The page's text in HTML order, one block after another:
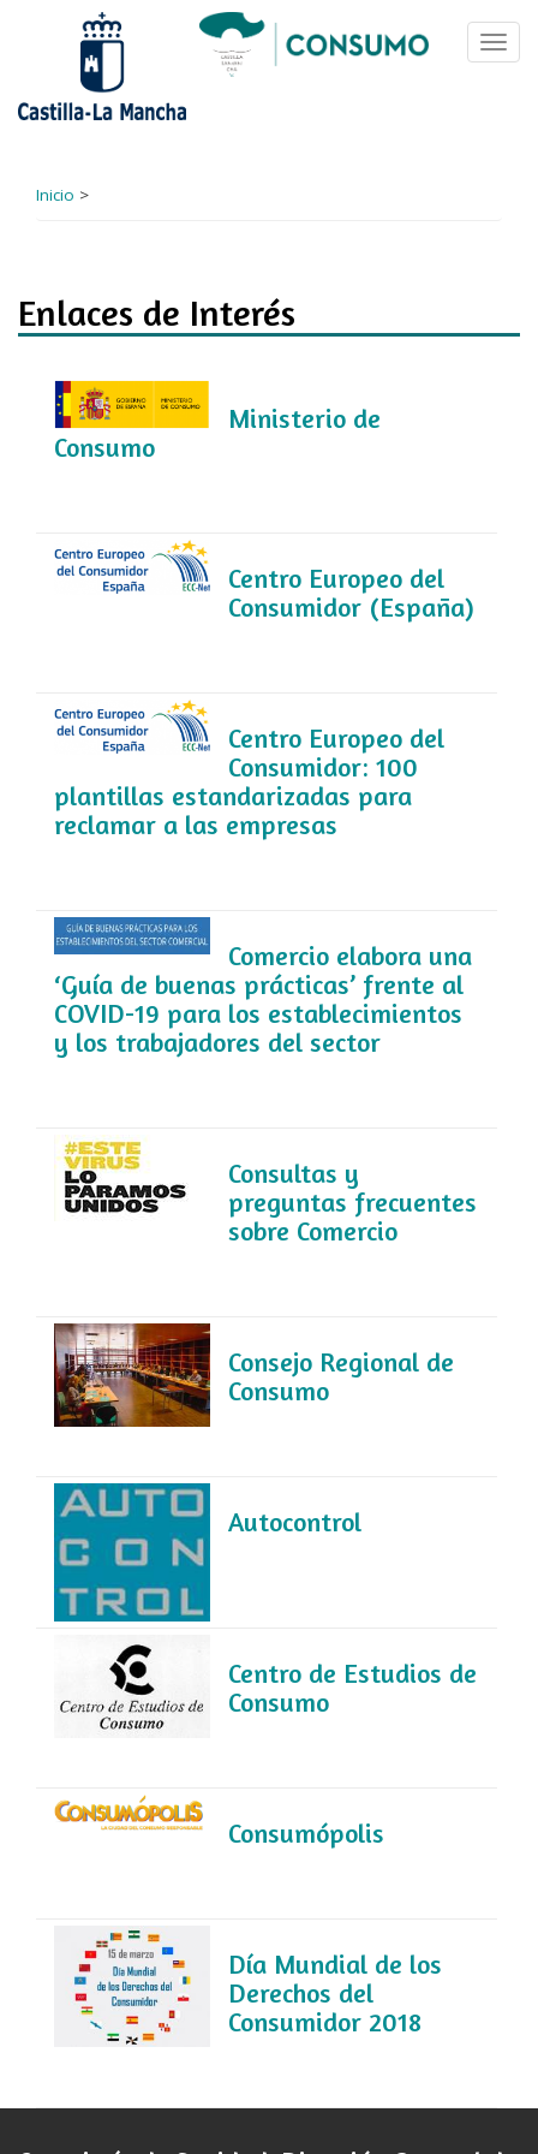
Inicio >
Enlaces de Interés
Ministerio de
Consumo
Centro Europeo del
Consumidor (España)
Centro Europeo del
Consumidor: 100
plantillas estandarizadas para
reclamar a las empresas
Comercio elabora una
‘Guía de buenas prácticas’ frente al
COVID-19 para los establecimientos
y los trabajadores del sector
Consultas y
preguntas frecuentes
sobre Comercio
Consejo Regional de
Consumo
Autocontrol
Centro de Estudios de
Consumo
Consumópolis
Día Mundial de los
Derechos del
Consumidor 2018